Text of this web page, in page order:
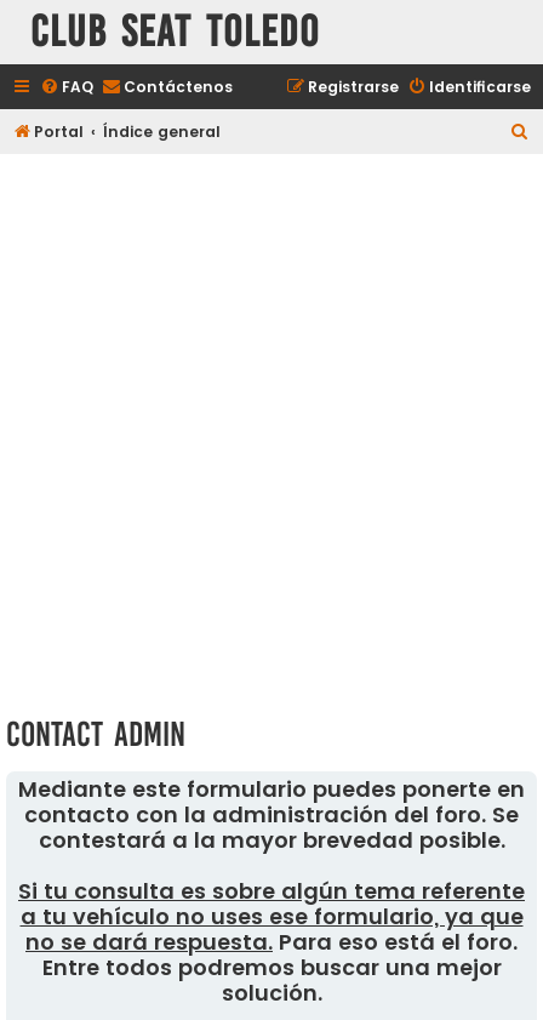
Club Seat Toledo
FAQ Contáctenos Identificarse
Registrarse
Portal Índice general
Contact Admin
Mediante este formulario puedes ponerte en
contacto con la administración del foro. Se
contestará a la mayor brevedad posible.
Si tu consulta es sobre algún tema referente
a tu vehículo no uses ese formulario, ya que
no se dará respuesta. Para eso está el foro.
Entre todos podremos buscar una mejor
solución.